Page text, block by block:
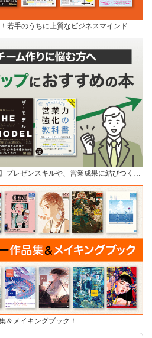
若手のうちに上質なビジネスマインド…
プレゼンスキルや、営業成果に結びつく…
＆メイキングブック！